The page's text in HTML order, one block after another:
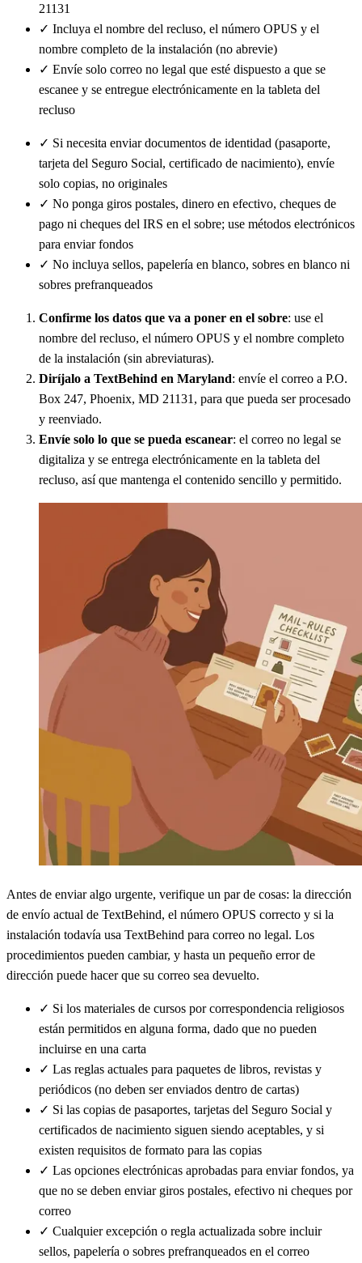
21131
✓ Incluya el nombre del recluso, el número OPUS y el
nombre completo de la instalación (no abrevie)
✓ Envíe solo correo no legal que esté dispuesto a que se
escanee y se entregue electrónicamente en la tableta del
recluso
✓ Si necesita enviar documentos de identidad (pasaporte,
tarjeta del Seguro Social, certificado de nacimiento), envíe
solo copias, no originales
✓ No ponga giros postales, dinero en efectivo, cheques de
pago ni cheques del IRS en el sobre; use métodos electrónicos
para enviar fondos
✓ No incluya sellos, papelería en blanco, sobres en blanco ni
sobres prefranqueados
Confirme los datos que va a poner en el sobre: use el
nombre del recluso, el número OPUS y el nombre completo
de la instalación (sin abreviaturas).
Diríjalo a TextBehind en Maryland: envíe el correo a P.O.
Box 247, Phoenix, MD 21131, para que pueda ser procesado
y reenviado.
Envíe solo lo que se pueda escanear: el correo no legal se
digitaliza y se entrega electrónicamente en la tableta del
recluso, así que mantenga el contenido sencillo y permitido.
Antes de enviar algo urgente, verifique un par de cosas: la dirección
de envío actual de TextBehind, el número OPUS correcto y si la
instalación todavía usa TextBehind para correo no legal. Los
procedimientos pueden cambiar, y hasta un pequeño error de
dirección puede hacer que su correo sea devuelto.
✓ Si los materiales de cursos por correspondencia religiosos
están permitidos en alguna forma, dado que no pueden
incluirse en una carta
✓ Las reglas actuales para paquetes de libros, revistas y
periódicos (no deben ser enviados dentro de cartas)
✓ Si las copias de pasaportes, tarjetas del Seguro Social y
certificados de nacimiento siguen siendo aceptables, y si
existen requisitos de formato para las copias
✓ Las opciones electrónicas aprobadas para enviar fondos, ya
que no se deben enviar giros postales, efectivo ni cheques por
correo
✓ Cualquier excepción o regla actualizada sobre incluir
sellos, papelería o sobres prefranqueados en el correo